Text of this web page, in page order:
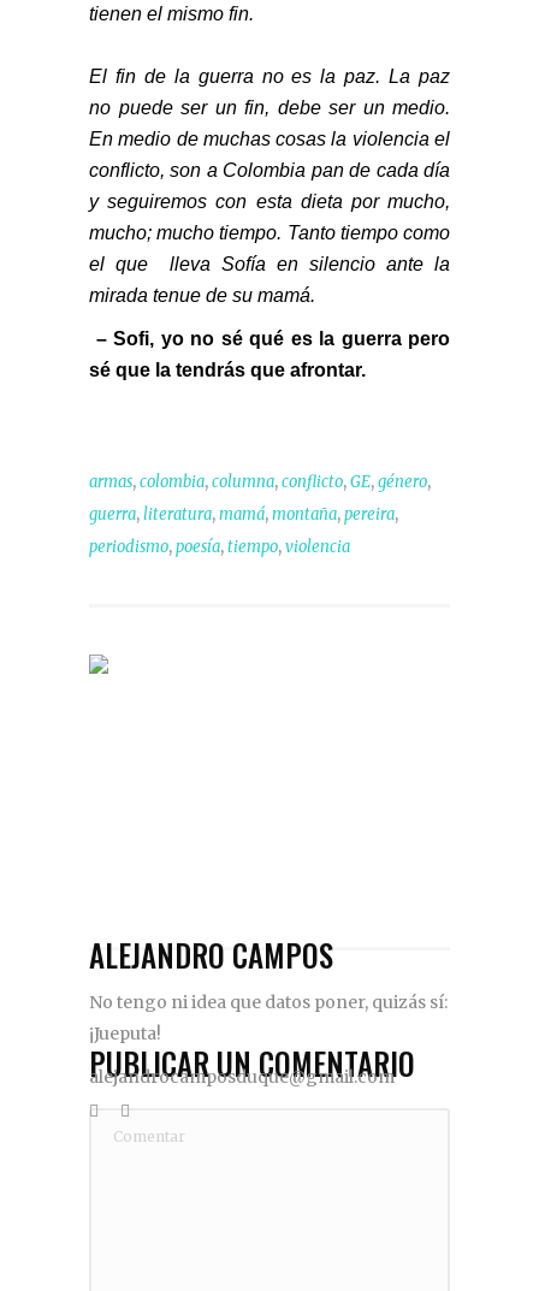
tienen el mismo fin.
El fin de la guerra no es la paz. La paz
no puede ser un fin, debe ser un medio.
En medio de muchas cosas la violencia el
conflicto, son a Colombia pan de cada día
y seguiremos con esta dieta por mucho,
mucho; mucho tiempo. Tanto tiempo como
el que lleva Sofía en silencio ante la
mirada tenue de su mamá.
– Sofi, yo no sé qué es la guerra pero
sé que la tendrás que afrontar.
armas,colombia,columna,conflicto,GE,género,
guerra,literatura,mamá,montaña,pereira,
periodismo,poesía,tiempo,violencia
ALEJANDRO CAMPOS
No tengo ni idea que datos poner, quizás sí:
¡Jueputa!
alejandrocamposduque@gmail.com
PUBLICAR UN COMENTARIO